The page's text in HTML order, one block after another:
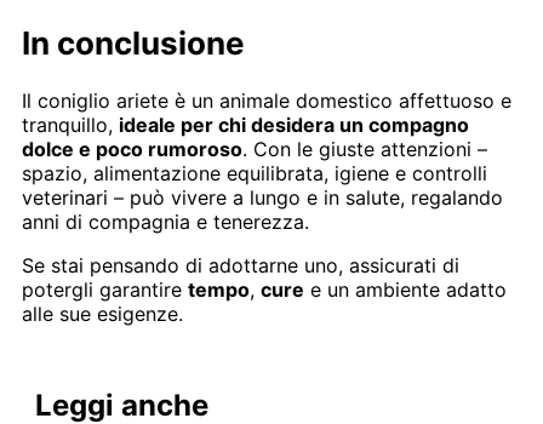
In conclusione
Il coniglio ariete è un animale domestico affettuoso e
tranquillo, ideale per chi desidera un compagno
dolce e poco rumoroso. Con le giuste attenzioni –
spazio, alimentazione equilibrata, igiene e controlli
veterinari – può vivere a lungo e in salute, regalando
anni di compagnia e tenerezza.
Se stai pensando di adottarne uno, assicurati di
potergli garantire tempo, cure e un ambiente adatto
alle sue esigenze.
Leggi anche